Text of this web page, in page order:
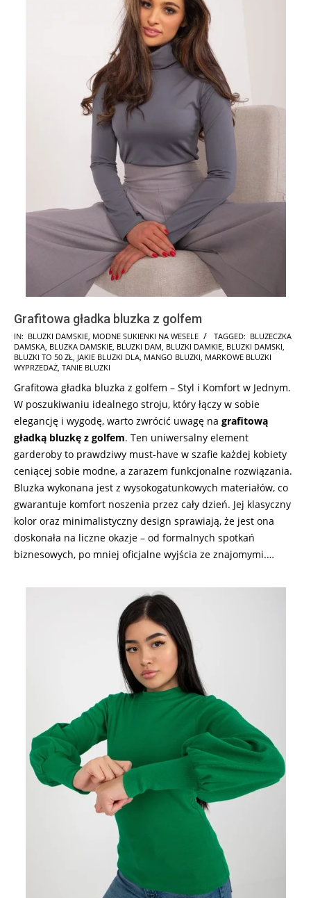
Grafitowa gładka bluzka z golfem
2024-
07-
15
IN: BLUZKI DAMSKIE, MODNE SUKIENKI NA WESELE TAGGED: BLUZECZKA
DAMSKA, BLUZKA DAMSKIE, BLUZKI DAM, BLUZKI DAMKIE, BLUZKI DAMSKI,
BLUZKI TO 50 ZŁ, JAKIE BLUZKI DLA, MANGO BLUZKI, MARKOWE BLUZKI
WYPRZEDAŻ, TANIE BLUZKI
Grafitowa gładka bluzka z golfem – Styl i Komfort w Jednym.
W poszukiwaniu idealnego stroju, który łączy w sobie
elegancję i wygodę, warto zwrócić uwagę na grafitową
gładką bluzkę z golfem. Ten uniwersalny element
garderoby to prawdziwy must-have w szafie każdej kobiety
ceniącej sobie modne, a zarazem funkcjonalne rozwiązania.
Bluzka wykonana jest z wysokogatunkowych materiałów, co
gwarantuje komfort noszenia przez cały dzień. Jej klasyczny
kolor oraz minimalistyczny design sprawiają, że jest ona
doskonała na liczne okazje – od formalnych spotkań
biznesowych, po mniej oficjalne wyjścia ze znajomymi.…